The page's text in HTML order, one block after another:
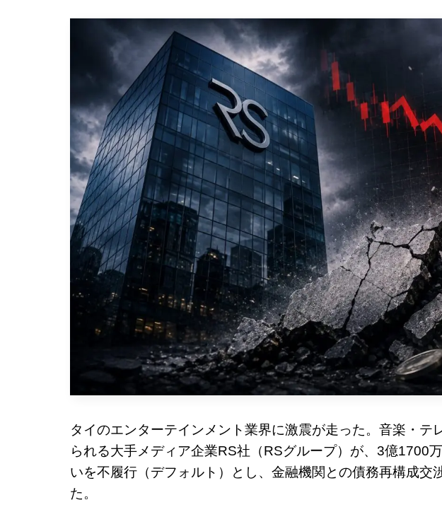
タイのエンターテインメント業界に激震が走った。音楽・テ
られる大手メディア企業RS社（RSグループ）が、3億1700
いを不履行（デフォルト）とし、金融機関との債務再構成交
た。